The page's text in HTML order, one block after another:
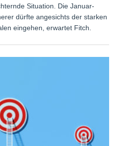
Situation. Die Januar-
dürfte angesichts der starken
eingehen, erwartet Fitch.